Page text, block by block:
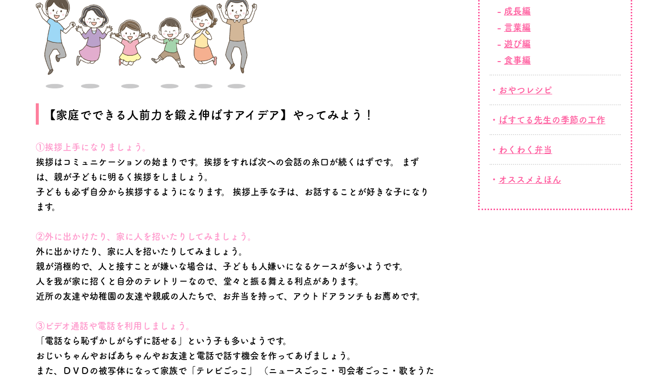
【家庭でできる人前力を鍛え伸ばすアイデア】やってみよう！
①挨拶上手になりましょう。
挨拶はコミュニケーションの始まりです。挨拶をすれば次への会話の糸口が続くはずです。 まず
は、親が子どもに明るく挨拶をしましょう。
子どもも必ず自分から挨拶するようになります。 挨拶上手な子は、お話することが好きな子になり
ます。
②外に出かけたり、家に人を招いたりしてみましょう。
外に出かけたり、家に人を招いたりしてみましょう。
親が消極的で、人と接すことが嫌いな場合は、子どもも人嫌いになるケースが多いようです。
人を我が家に招くと自分のテレトリーなので、堂々と振る舞える利点があります。
近所の友達や幼稚園の友達や親戚の人たちで、お弁当を持って、アウトドアランチもお薦めです。
③ビデオ通話や電話を利用しましょう。
「電話なら恥ずかしがらずに話せる」という子も多いようです。
おじいちゃんやおばあちゃんやお友達と電話で話す機会を作ってあげましょう。
また、ＤＶＤの被写体になって家族で「テレビごっこ」 （ニュースごっこ・司会者ごっこ・歌をうた
成長編
言葉編
遊び編
食事編
おやつレシピ
ぱすてる先生の季節の工作
わくわく弁当
オススメえほん